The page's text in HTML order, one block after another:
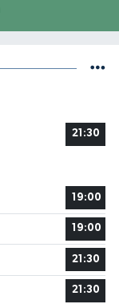
21:30
19:00
19:00
21:30
21:30